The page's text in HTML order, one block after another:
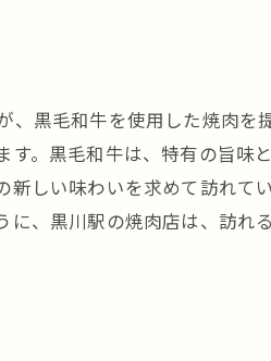
、黒毛和牛を使用した焼肉を
。黒毛和牛は、特有の旨味
しい味わいを求めて訪れて
、黒川駅の焼肉店は、訪れ